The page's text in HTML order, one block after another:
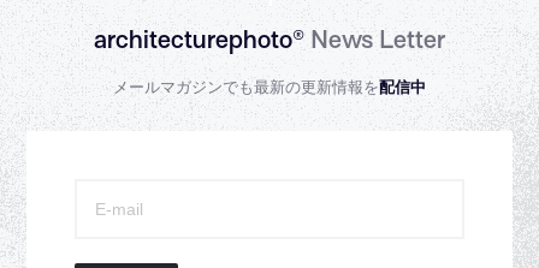
architecturephoto®News Letter
メールマガジンでも最新の更新情報を配信中